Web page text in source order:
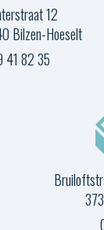
12
Bilzen-Hoeselt
41 82 35